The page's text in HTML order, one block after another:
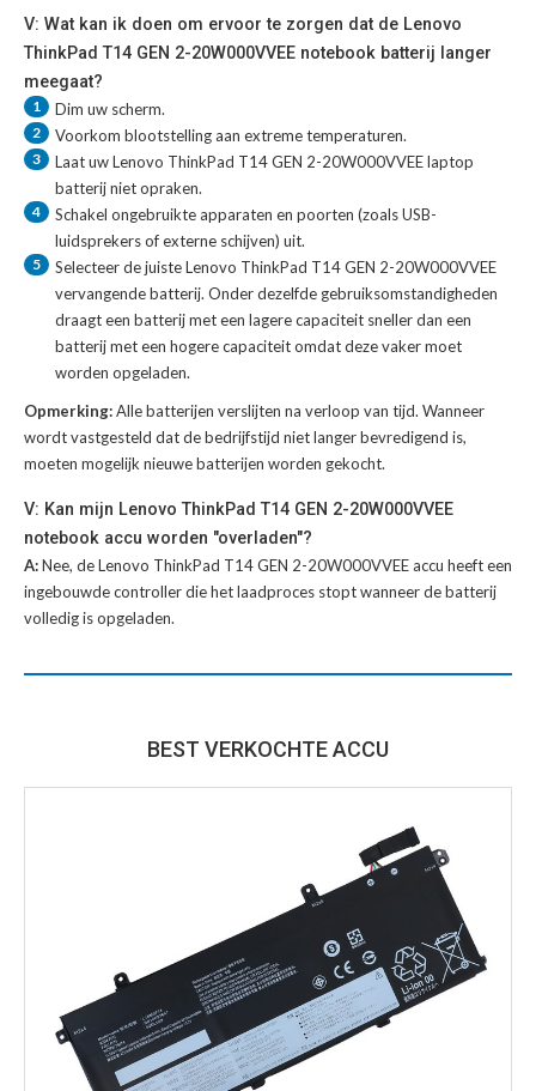
V: Wat kan ik doen om ervoor te zorgen dat de Lenovo
ThinkPad T14 GEN 2-20W000VVEE notebook batterij langer
meegaat?
1 Dim uw scherm.
2 Voorkom blootstelling aan extreme temperaturen.
3 Laat uwLenovo ThinkPad T14 GEN 2-20W000VVEE laptop
batterijniet opraken.
4
Schakel ongebruikte apparaten en poorten (zoals USB-
luidsprekers of externe schijven) uit.
5 Selecteer de juisteLenovo ThinkPad T14 GEN 2-20W000VVEE
vervangende batterij. Onder dezelfde gebruiksomstandigheden
draagt een batterij met een lagere capaciteit sneller dan een
batterij met een hogere capaciteit omdat deze vaker moet
worden opgeladen.
Opmerking:Alle batterijen verslijten na verloop van tijd. Wanneer
wordt vastgesteld dat de bedrijfstijd niet langer bevredigend is,
moeten mogelijk nieuwe batterijen worden gekocht.
V: Kan mijn Lenovo ThinkPad T14 GEN 2-20W000VVEE
notebook accu worden "overladen"?
A:Nee, de Lenovo ThinkPad T14 GEN 2-20W000VVEE accu heeft een
ingebouwde controller die het laadproces stopt wanneer de batterij
volledig is opgeladen.
BEST VERKOCHTE ACCU